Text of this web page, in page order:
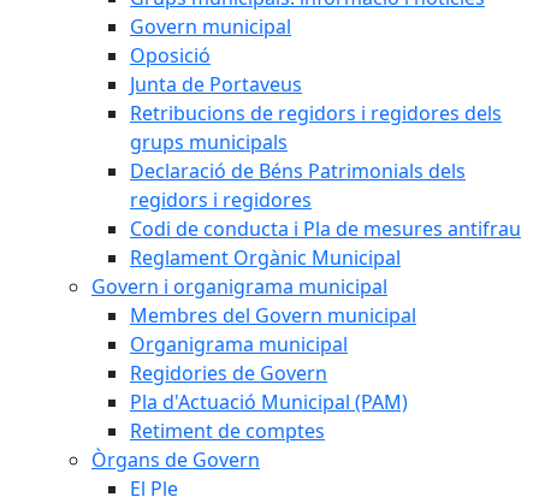
Govern municipal
Oposició
Junta de Portaveus
Retribucions de regidors i regidores dels
grups municipals
Declaració de Béns Patrimonials dels
regidors i regidores
Codi de conducta i Pla de mesures antifrau
Reglament Orgànic Municipal
Govern i organigrama municipal
Membres del Govern municipal
Organigrama municipal
Regidories de Govern
Pla d'Actuació Municipal (PAM)
Retiment de comptes
Òrgans de Govern
El Ple